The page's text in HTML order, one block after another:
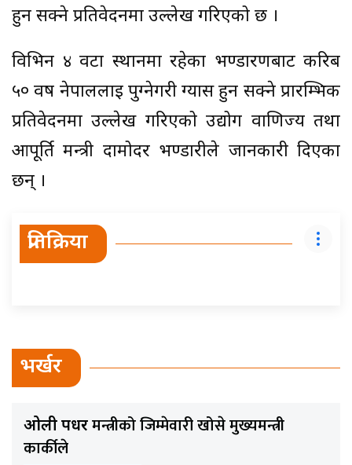
हुन सक्ने प्रतिवेदनमा उल्लेख गरिएको छ ।
विभिन ४ वटा स्थानमा रहेका भण्डारणबाट करिब
५० वर्ष नेपाललाई पुग्नेगरी ग्यास हुन सक्ने प्रारम्भिक
प्रतिवेदनमा उल्लेख गरिएको उद्योग वाणिज्य तथा
आपूर्ति मन्त्री दामोदर भण्डारीले जानकारी दिएका
छन् ।
प्रतिक्रिया
भर्खर
ओली पक्षधरमन्त्रीको जिम्मेवारी खोसे मुख्यमन्त्री
कार्कीले